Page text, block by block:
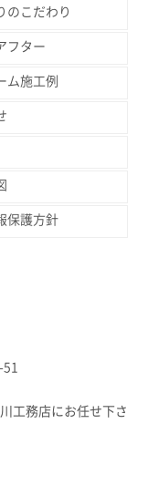
のこだわり
フター
ム施工例
保護方針
工務店にお任せ下さ